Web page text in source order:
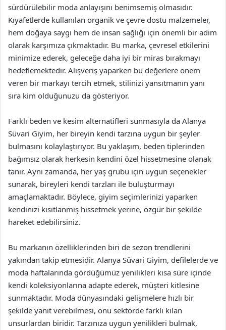
sürdürülebilir moda anlayışını benimsemiş olmasıdır.
Kıyafetlerde kullanılan organik ve çevre dostu malzemeler,
hem doğaya saygı hem de insan sağlığı için önemli bir adım
olarak karşımıza çıkmaktadır. Bu marka, çevresel etkilerini
minimize ederek, geleceğe daha iyi bir miras bırakmayı
hedeflemektedir. Alışveriş yaparken bu değerlere önem
veren bir markayı tercih etmek, stilinizi yansıtmanın yanı
sıra kim olduğunuzu da gösteriyor.
Farklı beden ve kesim alternatifleri sunmasıyla da Alanya
Süvari Giyim, her bireyin kendi tarzına uygun bir şeyler
bulmasını kolaylaştırıyor. Bu yaklaşım, beden tiplerinden
bağımsız olarak herkesin kendini özel hissetmesine olanak
tanır. Aynı zamanda, her yaş grubu için uygun seçenekler
sunarak, bireyleri kendi tarzları ile buluşturmayı
amaçlamaktadır. Böylece, giyim seçimlerinizi yaparken
kendinizi kısıtlanmış hissetmek yerine, özgür bir şekilde
hareket edebilirsiniz.
Bu markanın özelliklerinden biri de sezon trendlerini
yakından takip etmesidir. Alanya Süvari Giyim, defilelerde ve
moda haftalarında gördüğümüz yenilikleri kısa süre içinde
kendi koleksiyonlarına adapte ederek, müşteri kitlesine
sunmaktadır. Moda dünyasındaki gelişmelere hızlı bir
şekilde yanıt verebilmesi, onu sektörde farklı kılan
unsurlardan biridir. Tarzınıza uygun yenilikleri bulmak,